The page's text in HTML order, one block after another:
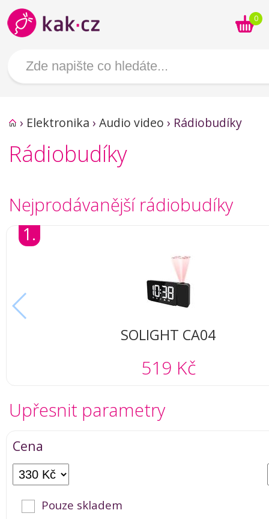
0
› Elektronika › Audio video › Rádiobudíky
Rádiobudíky
Nejprodávanější rádiobudíky
1.
SOLIGHT CA04
519 Kč
Upřesnit parametry
Cena
Pouze skladem